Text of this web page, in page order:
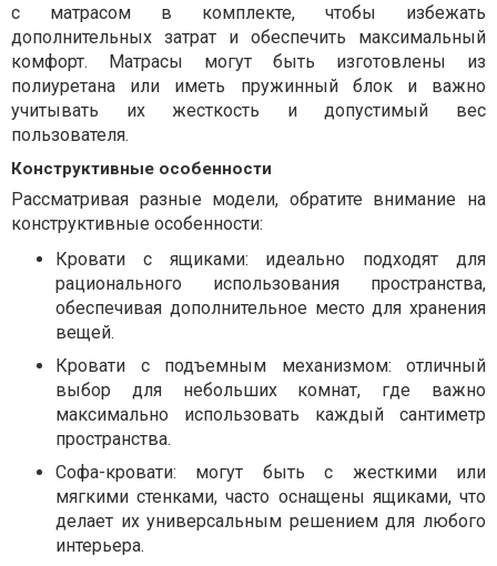
с матрасом в комплекте, чтобы избежать
дополнительных затрат и обеспечить максимальный
комфорт. Матрасы могут быть изготовлены из
полиуретана или иметь пружинный блок и важно
учитывать их жесткость и допустимый вес
пользователя.
Конструктивные особенности
Рассматривая разные модели, обратите внимание на
конструктивные особенности:
Кровати с ящиками: идеально подходят для
рационального использования пространства,
обеспечивая дополнительное место для хранения
вещей.
Кровати с подъемным механизмом: отличный
выбор для небольших комнат, где важно
максимально использовать каждый сантиметр
пространства.
Софа-кровати: могут быть с жесткими или
мягкими стенками, часто оснащены ящиками, что
делает их универсальным решением для любого
интерьера.